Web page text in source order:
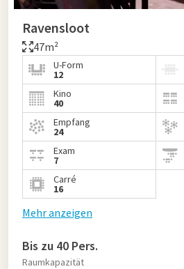
Ravensloot
47m²
U-Form
12
Kino
40
Empfang
24
Exam
7
Carré
16
Mehr anzeigen
Bis zu 40 Pers.
Raumkapazität